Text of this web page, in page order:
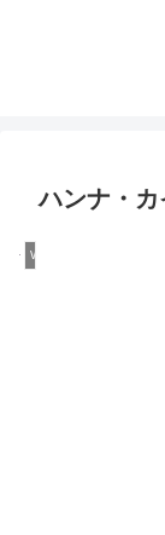
ハンナ・
Work